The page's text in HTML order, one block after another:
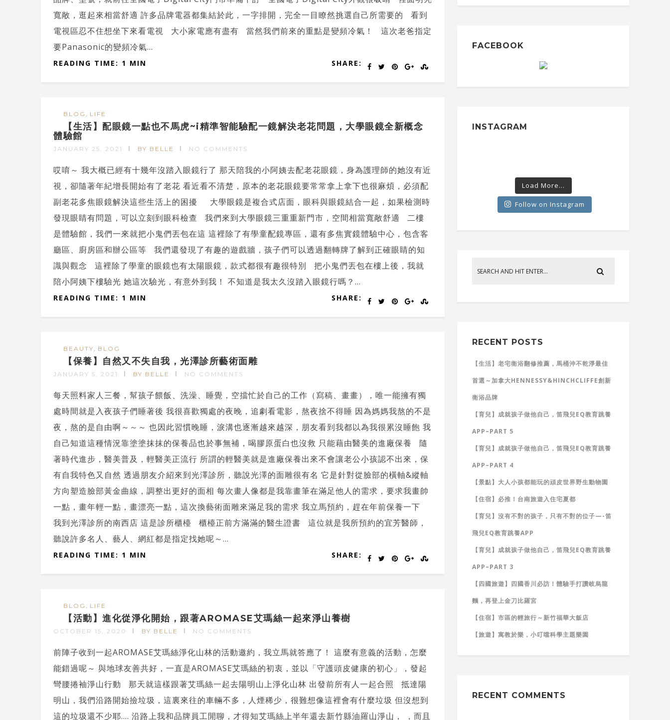
寬敞，逛起來相當舒適 許多品牌電器都集結於此，一字排開，完全一目瞭然挑選自己所需要的 看到
電視區忍不住想坐下來看電視 大小家電應有盡有 當然我們前來的重點是變頻冷氣！ 這次老爸指定
要Panasonic的變頻冷氣...
SHARE:
READING TIME: 1 MIN
BLOG , LIFE
【生活】配眼鏡一點也不馬虎~i精準智能驗配一鏡解決老花問題，大學眼鏡全新概念
體驗館
JANUARY 25, 2021 BY BELLE NO COMMENTS
哎唷～ 我大概已經有十幾年沒踏入眼鏡行了 那天陪我的小阿姨去配老花眼鏡，身為護理師的她沒有近
視，卻隨著年紀增長開始有了老花 看近看不清楚，原本的老花眼鏡要常常拿上拿下也很麻煩，必須配
副老花多焦眼鏡解決這些生活上的困擾 大學眼鏡是複合式店面，眼科與眼鏡結合一起，如果檢測時
發現眼睛有問題，可以立刻到眼科檢查 我們來到大學眼鏡三重重新門市，空間相當寬敞舒適 二樓
是體驗館，我們一來就把小鬼們丟包在這 這裡除了有學童配鏡專區，還有多焦實鏡體驗中心，包含客
廳區、廚房區和辦公區等 我們還發現了有趣的遊戲牆，孩子們可以透過翻轉牌了解到正確眼睛的知
識與觀念 這裡除了學童的眼鏡也有太陽眼鏡，款式都很有趣很特別 把小鬼們丟包在樓上後，我就
陪小阿姨下樓驗光 她這次驗光，有意外到我！ 不知道是我太久沒踏入眼鏡行嗎？...
SHARE:
READING TIME: 1 MIN
BEAUTY , BLOG
【保養】自然又不失自我，光澤診所藝術面雕
JANUARY 5, 2021 BY BELLE NO COMMENTS
每天照料家人三餐，幫孩子餵飯、洗澡、睡覺，空擋忙於自己的工作（寫稿、畫畫），唯一能擁有獨
處時間就是入夜孩子們睡著後 我很喜歡獨處的夜晚，追劇看電影，熬夜捨不得睡 因為媽媽我熬的不是
夜，熬的是自由啊～～～ 也因此習慣晚睡，淚溝也逐漸越來越深，朋友看到我都以為我很累沒睡飽 我
自己知道這種情況靠塗塗抹抹的保養品也於事無補，喝膠原蛋白也沒救 只能藉由醫美的進廠保養 隨
著時代進步，醫美普及，輕醫美正流行 所謂的輕醫美就是進廠保養出來不會讓老公小孩認不出來，保
有自我特色又自然 透過朋友介紹來到光澤診所，聽說光澤的面雕很有名 它是針對從臉部的橫軸&縱軸
方向塑造臉部黃金曲線，調整出更好的面相 每次畫人像都是我靠畫筆在滿足他人的需求，要求我畫帥
一點，畫年輕一點，畫漂亮一點，這次換藝術面雕來滿足我的需求 我立馬預約，趕在年前保養一下
我到光澤診所的南西店 這是診所櫃檯 櫃檯正前方滿滿的醫生證書 這位就是我所預約的宜芳醫師，
聽說許多名人、藝人、網紅都是指定找她呢～...
SHARE:
READING TIME: 1 MIN
BLOG , LIFE
【活動】進化從淨化開始，跟著AROMASE艾瑪絲一起來淨山養樹
OCTOBER 15, 2020 BY BELLE NO COMMENTS
前陣子收到一起AROMASE艾瑪絲淨化山林的活動邀約，我立馬就答應了！ 這麼有意義的活動，怎麼
能錯過呢～ 與地球友善共好，一直是AROMASE艾瑪絲的初衷，並以「守護頭皮健康的初心」，發起
彎腰捲袖淨山行動 那天就這樣跟著艾瑪絲一起去陽明山上淨化山林 出發前所有人一起合照 抵達陽
明山，我們沿路開始撿垃圾，這裏來往的車輛不多，人煙稀少，很難想像這裡會有什麼垃圾 但沒想到
這的垃圾還不少耶.... 沿路上我和品牌員工閒聊，才得知艾瑪絲上半年還去新竹縣油羅山淨山， ，而且
FACEBOOK
INSTAGRAM
Load More...
Follow on Instagram
RECENT POSTS
【生活】老宅衛浴翻修推薦，馬桶沖不乾淨最佳
首選～加拿大HENNESSY&HINCHCLIFFE創新
衛浴品牌
【育兒】成就孩子做他自己，笛飛兒EQ教育跳養
APP–PART 5
【育兒】成就孩子做他自己，笛飛兒EQ教育跳養
APP–PART 4
【景點】大人小孩都能玩的頑皮世界野生動物園
【住宿】必推！台南旅遊入住宅夏都
【育兒】沒有不對的孩子，只有不對的位子—-笛
飛兒EQ教育跳養APP
【育兒】成就孩子做他自己，笛飛兒EQ教育跳養
APP–PART 3
【四國旅遊】四國香川必訪！體驗手打讚岐烏龍
麵，再登上金刀比羅宮
【住宿】市區的輕旅行～新竹福華大飯店
【旅遊】寓教於樂，小叮噹科學主題樂園
RECENT COMMENTS